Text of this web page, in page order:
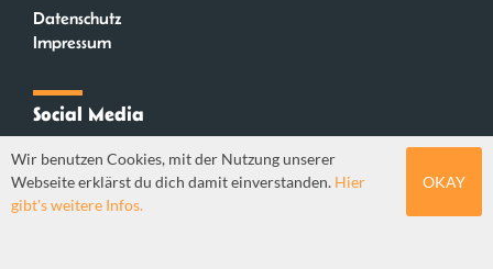
Datenschutz
Impressum
Social Media
Mastodon
Wir benutzen Cookies, mit der Nutzung unserer
Webseite erklärst du dich damit einverstanden. Hier
gibt's weitere Infos.
OKAY